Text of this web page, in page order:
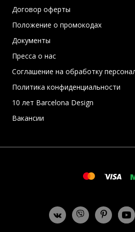
Договор оферты
Положение о промокодах
Документы
Пресса о нас
Соглашение на обработку
Политика конфиденциальности
10 лет Barcelona Design
Вакансии